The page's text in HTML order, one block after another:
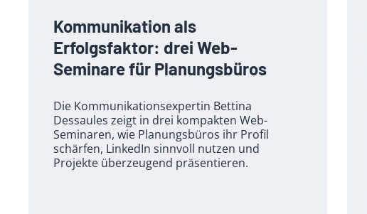
Kommunikation als
Erfolgsfaktor: drei Web-
Seminare für Planungsbüros
Die Kommunikationsexpertin Bettina
Dessaules zeigt in drei kompakten Web-
Seminaren, wie Planungsbüros ihr Profil
schärfen, LinkedIn sinnvoll nutzen und
Projekte überzeugend präsentieren.